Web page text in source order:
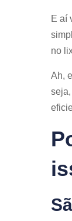
E aí
no
Ah,